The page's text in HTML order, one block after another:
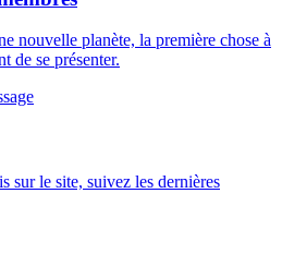
nouvelle planète, la première chose à
de se présenter.
sur le site, suivez les dernières